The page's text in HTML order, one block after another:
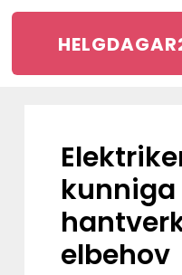
Elektriker huddinge:
kunniga
elbehov